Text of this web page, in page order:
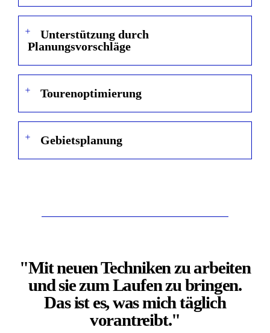
Unterstützung durch
Planungsvorschläge
Tourenoptimierung
Gebietsplanung
"Mit neuen Techniken zu arbeiten
und sie zum Laufen zu bringen.
Das ist es, was mich täglich
vorantreibt."